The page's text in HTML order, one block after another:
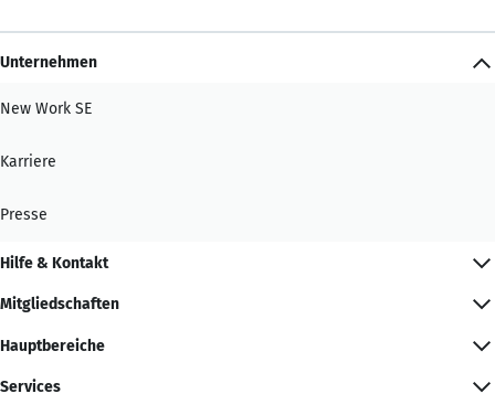
Unternehmen
New Work SE
Karriere
Presse
Hilfe & Kontakt
Mitgliedschaften
Hauptbereiche
Services